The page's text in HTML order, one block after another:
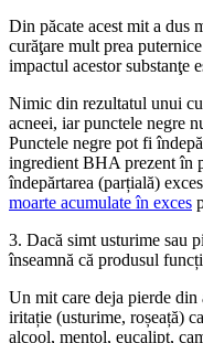
Din păcate acest mit a dus
curăţare mult prea
impactul acestor substanţe
Nimic din rezultatul unui
acneei, iar punctele negre
Punctele negre pot fi
ingredient BHA prezent în
îndepărtarea (parțială)
moarte acumulate în exces
3. Dacă simt usturime sau
înseamnă că produsul
Un mit care deja pierde din
iritație (usturime, roșeață)
alcool, mentol, eucalipt,